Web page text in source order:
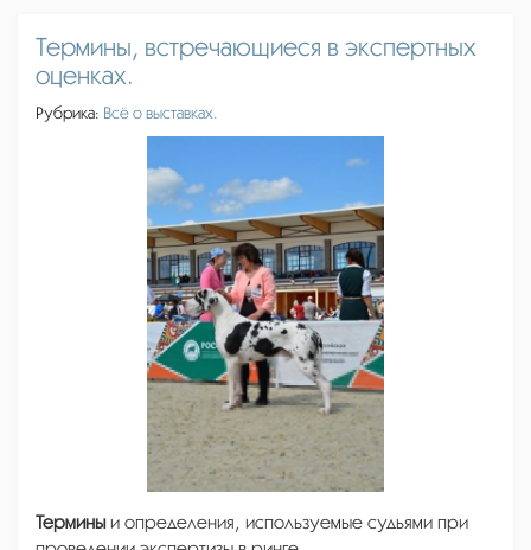
Термины, встречающиеся в экспертных
оценках.
Рубрика: Всё о выставках.
Терминыи определения, используемые судьями при